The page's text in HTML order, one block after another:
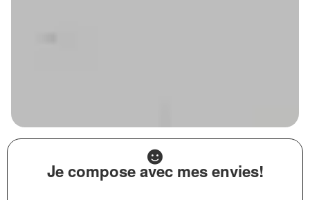
Je compose avec mes envies!